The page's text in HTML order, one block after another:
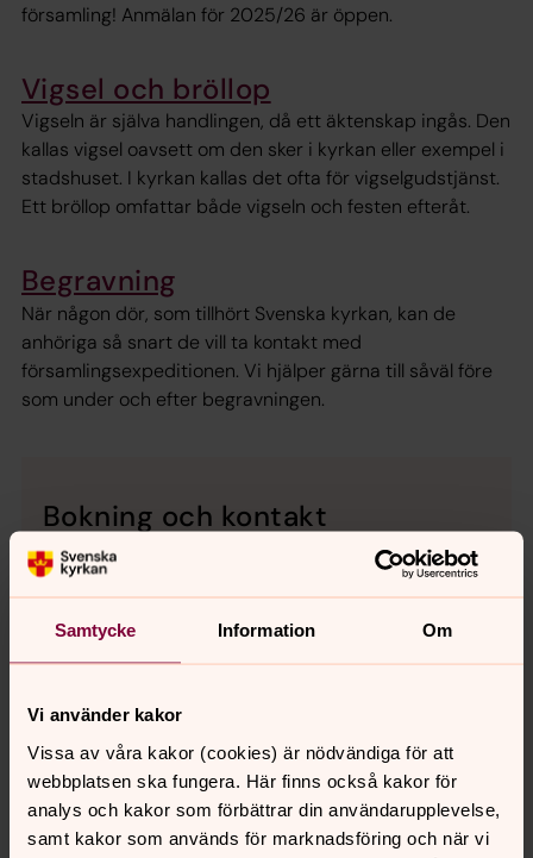
Samtycke Information Om
Vi använder kakor
Vissa av våra kakor (cookies) är nödvändiga för att
webbplatsen ska fungera. Här finns också kakor för
analys och kakor som förbättrar din användarupplevelse,
samt kakor som används för marknadsföring och när vi
församling! Anmälan för 2025/26 är öppen.
Vigsel och bröllop
Vigseln är själva handlingen, då ett äktenskap ingås. Den
kallas vigsel oavsett om den sker i kyrkan eller exempel i
stadshuset. I kyrkan kallas det ofta för vigselgudstjänst.
Ett bröllop omfattar både vigseln och festen efteråt.
Begravning
När någon dör, som tillhört Svenska kyrkan, kan de
anhöriga så snart de vill ta kontakt med
församlingsexpeditionen. Vi hjälper gärna till såväl före
som under och efter begravningen.
Bokning och kontakt
Bokning av dop, vigsel eller begravning görs via
bokningstelefon:
08-505 815 01, telefontiden för
torsdag 13.00-15.00
E-post:skarpnack.bokning@svenskakyrkan.se
samt storhelger.
Kontakt med präst, musiker och övrig personal
hittar du under sidanKontakt och
öppettider/Anställda medarbetare.